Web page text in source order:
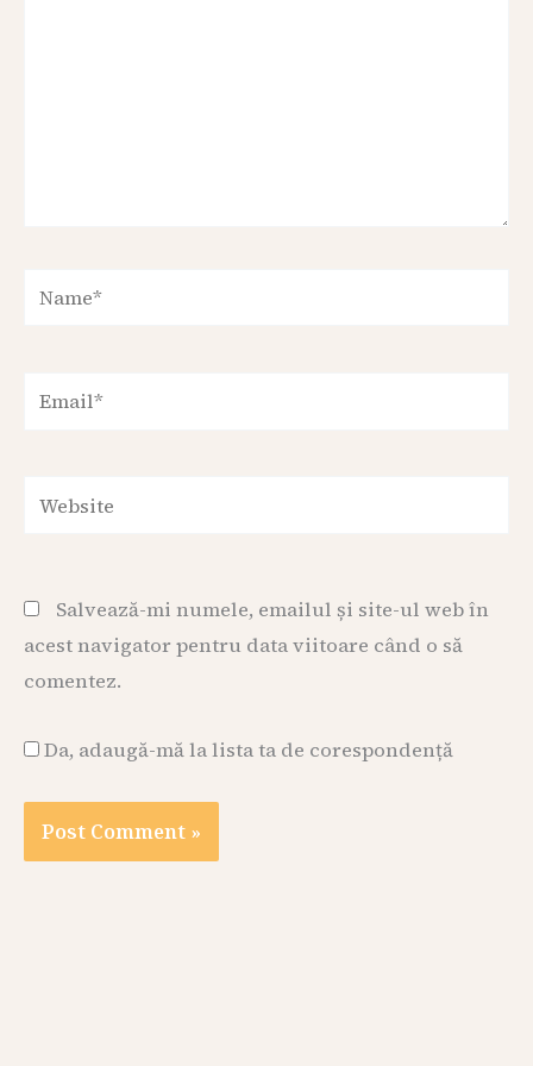
Name*
Email*
Website
Salvează-mi numele, emailul și site-ul web în
acest navigator pentru data viitoare când o să
comentez.
Da, adaugă-mă la lista ta de corespondență